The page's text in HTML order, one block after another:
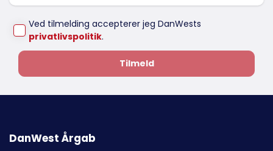
Ved tilmelding accepterer jeg DanWests
privatlivspolitik.
Tilmeld
DanWest Årgab